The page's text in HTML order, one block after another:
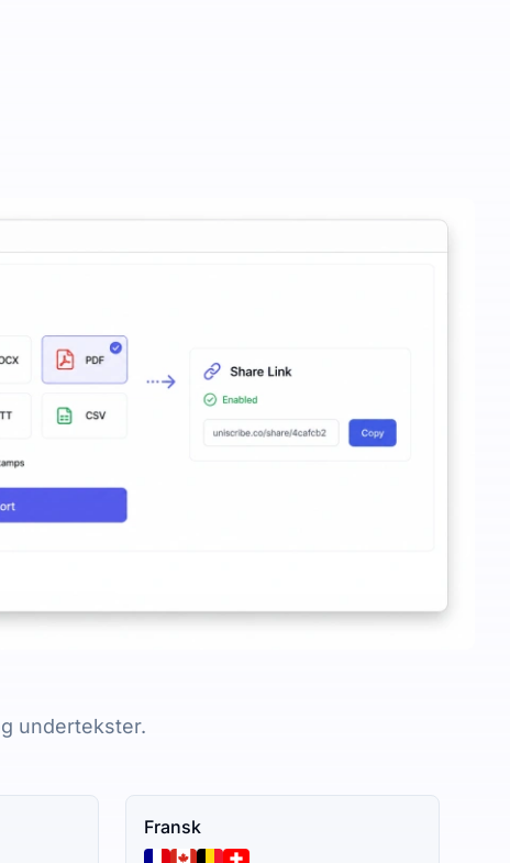
undertekster.
Fransk